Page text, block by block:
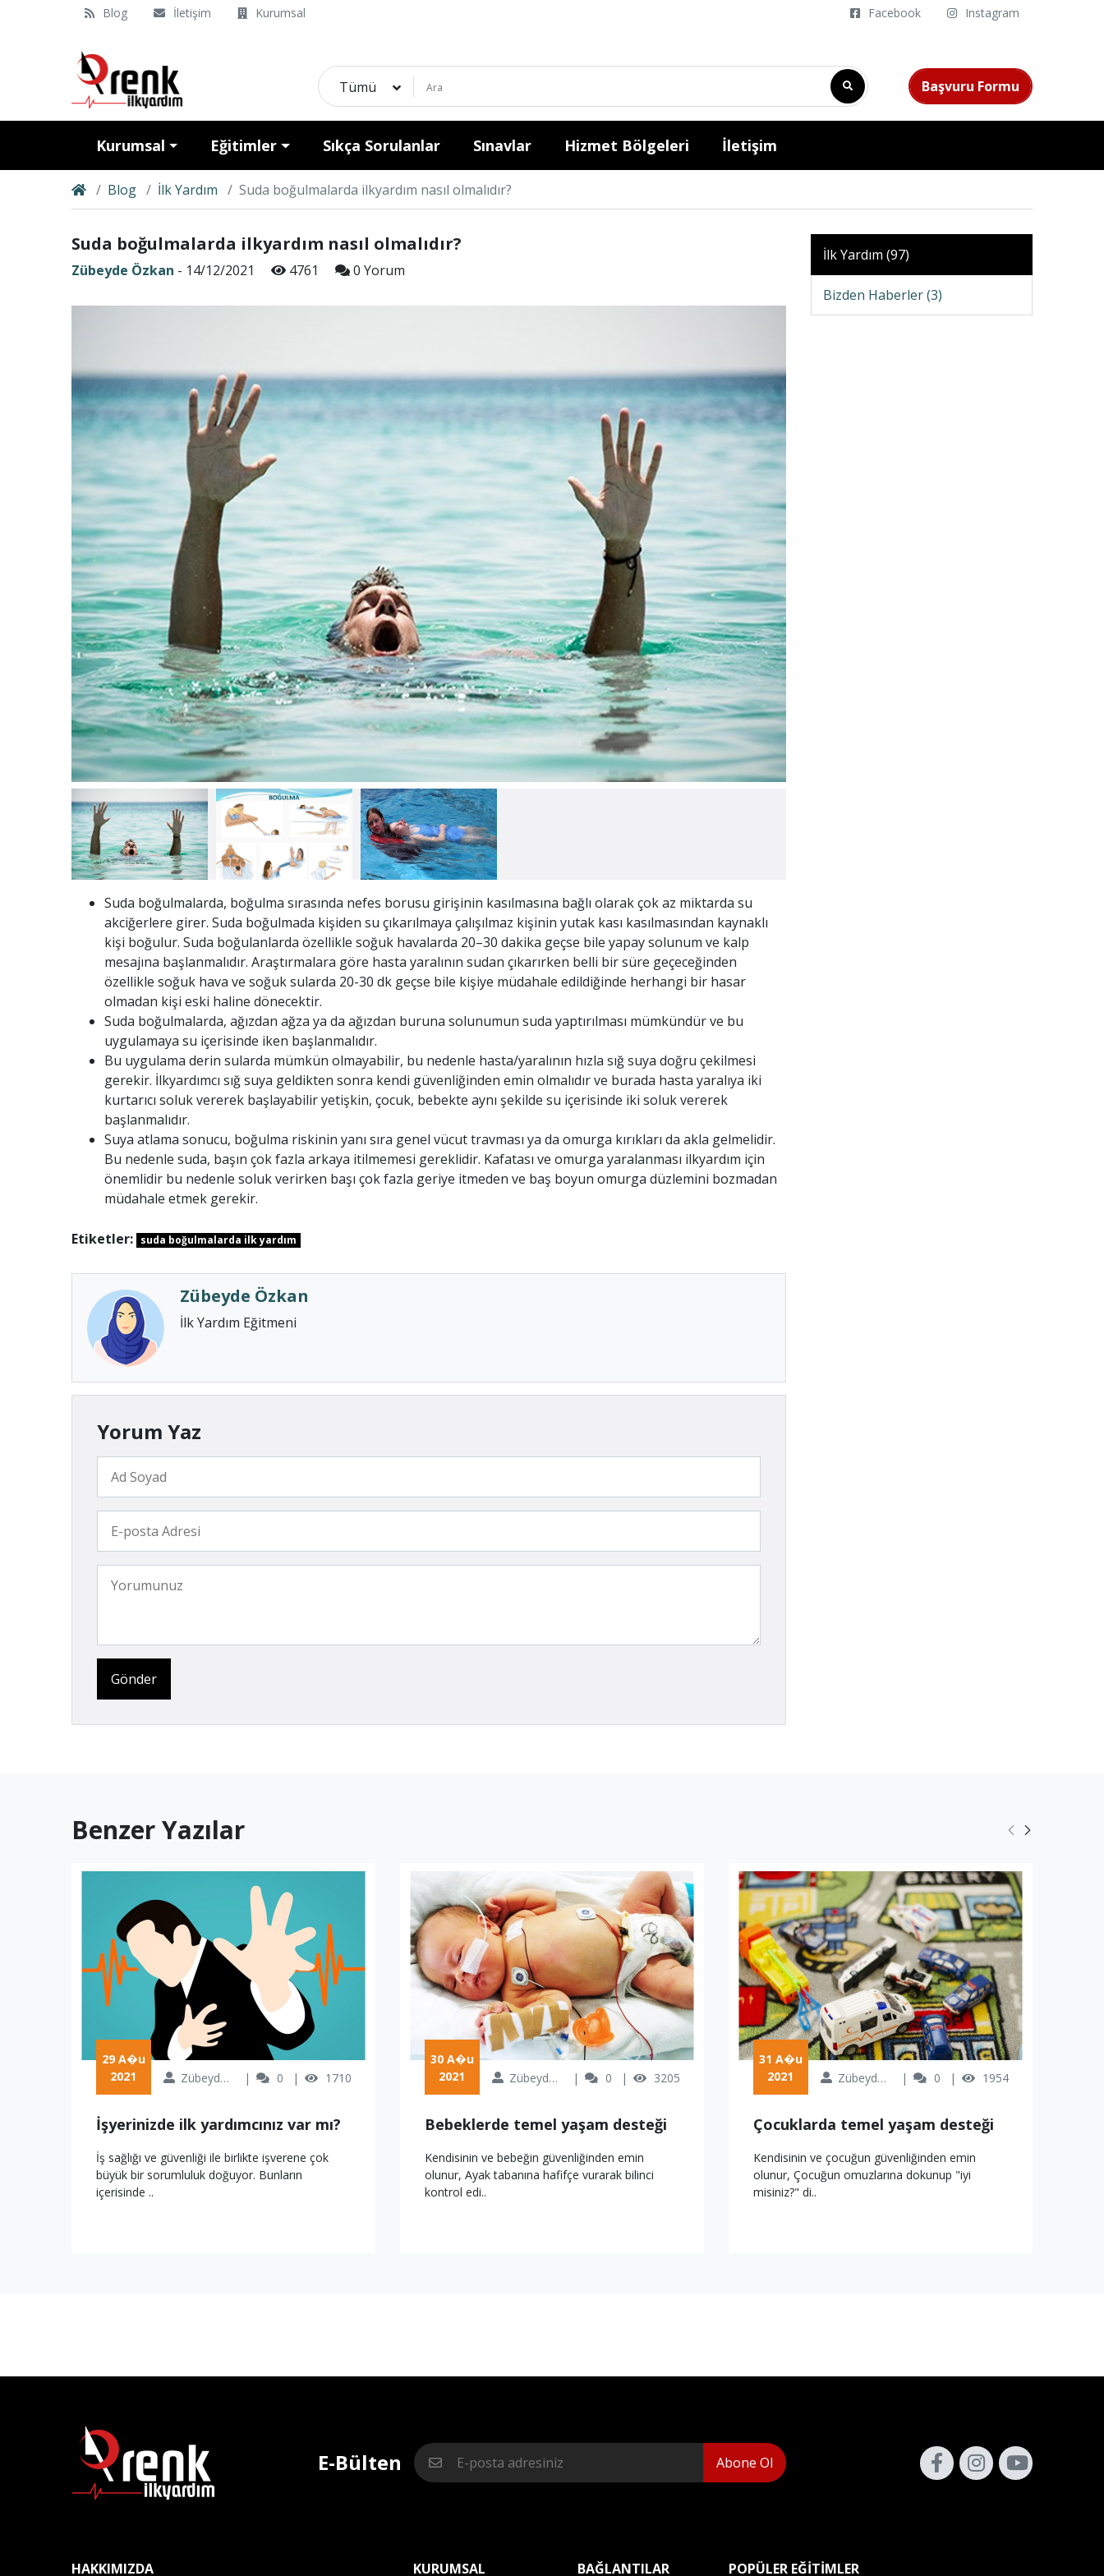
Blog İletişim Kurumsal Facebook Instagram
Tümü Başvuru Formu
Kurumsal Eğitimler Sıkça Sorulanlar Sınavlar Hizmet Bölgeleri İletişim
Blog İlk Yardım Suda boğulmalarda ilkyardım nasıl olmalıdır?
Suda boğulmalarda ilkyardım nasıl olmalıdır?
Zübeyde Özkan - 14/12/2021 4761 0 Yorum
Suda boğulmalarda, boğulma sırasında nefes borusu girişinin kasılmasına bağlı olarak çok az miktarda su
akciğerlere girer. Suda boğulmada kişiden su çıkarılmaya çalışılmaz kişinin yutak kası kasılmasından kaynaklı
kişi boğulur. Suda boğulanlarda özellikle soğuk havalarda 20–30 dakika geçse bile yapay solunum ve kalp
mesajına başlanmalıdır. Araştırmalara göre hasta yaralının sudan çıkarırken belli bir süre geçeceğinden
özellikle soğuk hava ve soğuk sularda 20-30 dk geçse bile kişiye müdahale edildiğinde herhangi bir hasar
olmadan kişi eski haline dönecektir.
Suda boğulmalarda, ağızdan ağza ya da ağızdan buruna solunumun suda yaptırılması mümkündür ve bu
uygulamaya su içerisinde iken başlanmalıdır.
Bu uygulama derin sularda mümkün olmayabilir, bu nedenle hasta/yaralının hızla sığ suya doğru çekilmesi
gerekir. İlkyardımcı sığ suya geldikten sonra kendi güvenliğinden emin olmalıdır ve burada hasta yaralıya iki
kurtarıcı soluk vererek başlayabilir yetişkin, çocuk, bebekte aynı şekilde su içerisinde iki soluk vererek
başlanmalıdır.
Suya atlama sonucu, boğulma riskinin yanı sıra genel vücut travması ya da omurga kırıkları da akla gelmelidir.
Bu nedenle suda, başın çok fazla arkaya itilmemesi gereklidir. Kafatası ve omurga yaralanması ilkyardım için
önemlidir bu nedenle soluk verirken başı çok fazla geriye itmeden ve baş boyun omurga düzlemini bozmadan
müdahale etmek gerekir.
Etiketler: suda boğulmalarda ilk yardım
Zübeyde Özkan
İlk Yardım Eğitmeni
Yorum Yaz
Gönder
İlk Yardım (97)
Bizden Haberler (3)
Benzer Yazılar
Zübeyde Özkan 0 1710
2021
İşyerinizde ilk yardımcınız var mı?
İş sağlığı ve güvenliği ile birlikte işverene çok
büyük bir sorumluluk doğuyor. Bunların
içerisinde ..
Zübeyde Özkan 0 3205
2021
Bebeklerde temel yaşam desteği
Kendisinin ve bebeğin güvenliğinden emin
olunur, Ayak tabanına hafifçe vurarak bilinci
kontrol edi..
Zübeyde Özkan 0 1954
2021
Çocuklarda temel yaşam desteği
Kendisinin ve çocuğun güvenliğinden emin
olunur, Çocuğun omuzlarına dokunup "iyi
misiniz?" di..
E-Bülten Abone Ol
HAKKIMIZDA KURUMSAL BAĞLANTILAR POPÜLER EĞITIMLER